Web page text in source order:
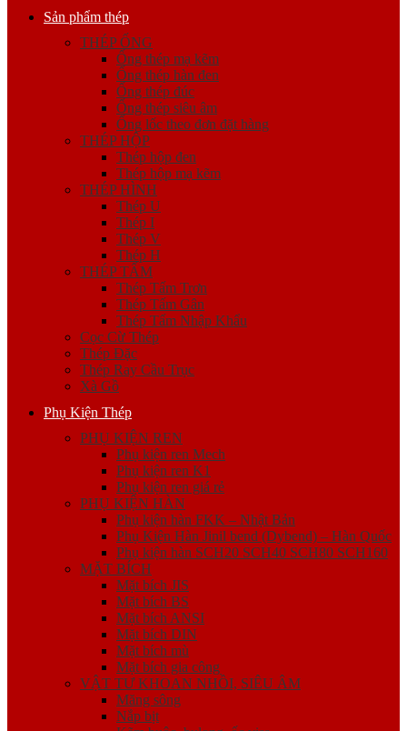
Sản phẩm thép
THÉP ỐNG
Ống thép mạ kẽm
Ống thép hàn đen
Ống thép đúc
Ống thép siêu âm
Ống lốc theo đơn đặt hàng
THÉP HỘP
Thép hộp đen
Thép hộp mạ kẽm
THÉP HÌNH
Thép U
Thép I
Thép V
Thép H
THÉP TẤM
Thép Tấm Trơn
Thép Tấm Gân
Thép Tấm Nhập Khẩu
Cọc Cừ Thép
Thép Đặc
Thép Ray Cầu Trục
Xà Gồ
Phụ Kiện Thép
PHỤ KIỆN REN
Phụ kiện ren Mech
Phụ kiện ren K1
Phụ kiện ren giá rẻ
PHỤ KIỆN HÀN
Phụ kiện hàn FKK – Nhật Bản
Phụ Kiện Hàn Jinil bend (Dybend) – Hàn Quốc
Phụ kiện hàn SCH20 SCH40 SCH80 SCH160
MẶT BÍCH
Mặt bích JIS
Mặt bích BS
Mặt bích ANSI
Mặt bích DIN
Mặt bích mù
Mặt bích gia công
VẬT TƯ KHOAN NHỒI, SIÊU ÂM
Măng sông
Nắp bịt